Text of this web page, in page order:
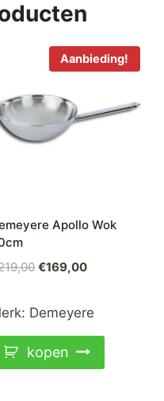
Aanbieding!
Apollo Wok
Oorspronkelijke
€219,00.
€169,00Huidige
Demeyere
kopen